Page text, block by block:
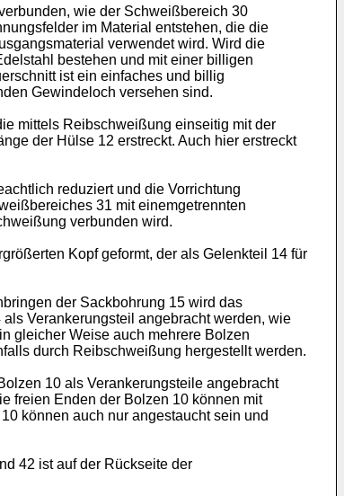
wie der Schweißbereich 30
im Material entstehen, die die
verwendet wird. Wird die
bestehen und mit einer billigen
ist ein einfaches und billig
Gewindeloch versehen sind.
mittels Reibschweißung einseitig mit der
der Hülse 12 erstreckt. Auch hier erstreckt
reduziert und die Vorrichtung
31 mit einemgetrennten
verbunden wird.
Kopf geformt, der als Gelenkteil 14 für
der Sackbohrung 15 wird das
Verankerungsteil angebracht werden, wie
gleicher Weise auch mehrere Bolzen
durch Reibschweißung hergestellt werden.
10 als Verankerungsteile angebracht
freien Enden der Bolzen 10 können mit
können auch nur angestaucht sein und
42 ist auf der Rückseite der